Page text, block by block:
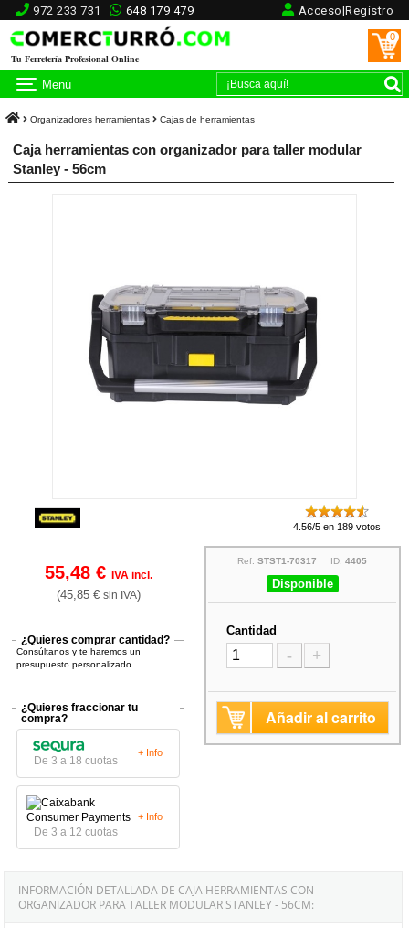
972 233 731 648 179 479 Acceso|Registro
Tu Ferretería Profesional Online
0
Menú
Organizadores herramientas Cajas de herramientas
Caja herramientas con organizador para taller modular
Stanley - 56cm
4.56/5 en 189 votos
55,48 € IVA incl.
(45,85 € sin IVA)
¿Quieres comprar cantidad?
Consúltanos y te haremos un
presupuesto personalizado.
¿Quieres fraccionar tu
compra?
De 3 a 18 cuotas
+ Info
De 3 a 12 cuotas
+ Info
Ref:STST1-70317 ID:4405
Disponible
Cantidad
- +
Añadir al carrito
INFORMACIÓN DETALLADA DE CAJA HERRAMIENTAS CON
ORGANIZADOR PARA TALLER MODULAR STANLEY - 56CM: